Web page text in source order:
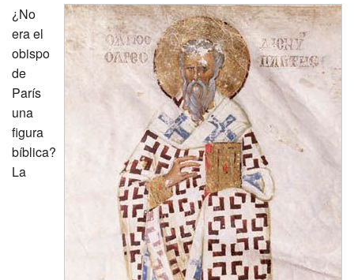
Restauración
Excavación
CMN
¿No
era el
obispo
de
París
una
figura
bíblica?
La